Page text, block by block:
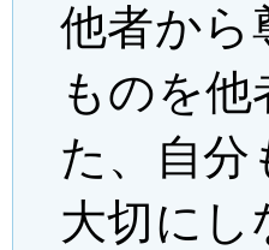
他者から
ものを
た、自分
大切にし